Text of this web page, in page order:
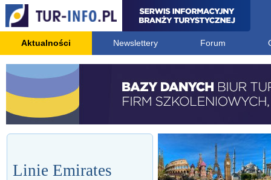
Aktualności Newslettery Forum
Linie Emirates